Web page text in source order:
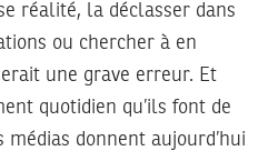
réalité, la déclasser dans
ou chercher à en
une grave erreur. Et
quotidien qu’ils font de
donnent aujourd’hui